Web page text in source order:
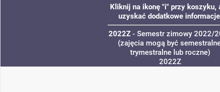
Kliknij na ikonę "i" przy koszyku,
uzyskać dodatkowe
2022Z- Semestr zimowy 2022/
(zajęcia mogą być
trymestralne lub roczne)
2022Z